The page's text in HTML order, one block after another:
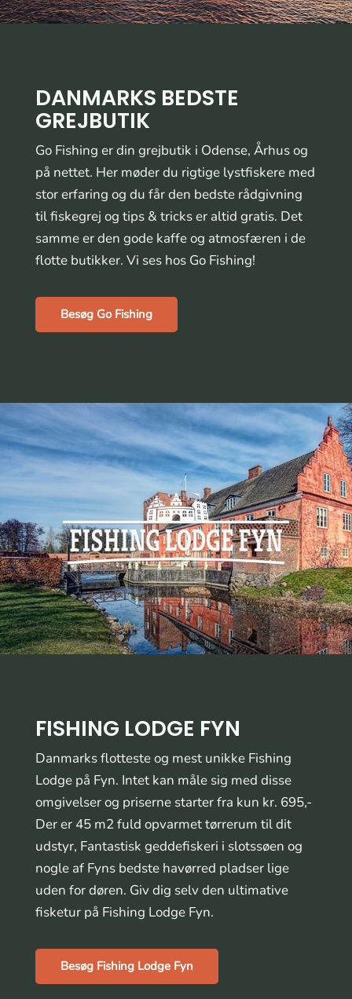
DANMARKS BEDSTE
GREJBUTIK
Go Fishing er din grejbutik i Odense, Århus og
på nettet. Her møder du rigtige lystfiskere med
stor erfaring og du får den bedste rådgivning
til fiskegrej og tips & tricks er altid gratis. Det
samme er den gode kaffe og atmosfæren i de
flotte butikker. Vi ses hos Go Fishing!
Besøg Go Fishing
FISHING LODGE FYN
Danmarks flotteste og mest unikke Fishing
Lodge på Fyn. Intet kan måle sig med disse
omgivelser og priserne starter fra kun kr. 695,-
Der er 45 m2 fuld opvarmet tørrerum til dit
udstyr, Fantastisk geddefiskeri i slotssøen og
nogle af Fyns bedste havørred pladser lige
uden for døren. Giv dig selv den ultimative
fisketur på Fishing Lodge Fyn.
Besøg Fishing Lodge Fyn